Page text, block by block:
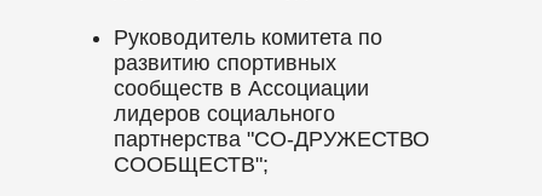
Руководитель комитета по
развитию спортивных
сообществ в Ассоциации
лидеров социального
партнерства "СО-ДРУЖЕСТВО
СООБЩЕСТВ";